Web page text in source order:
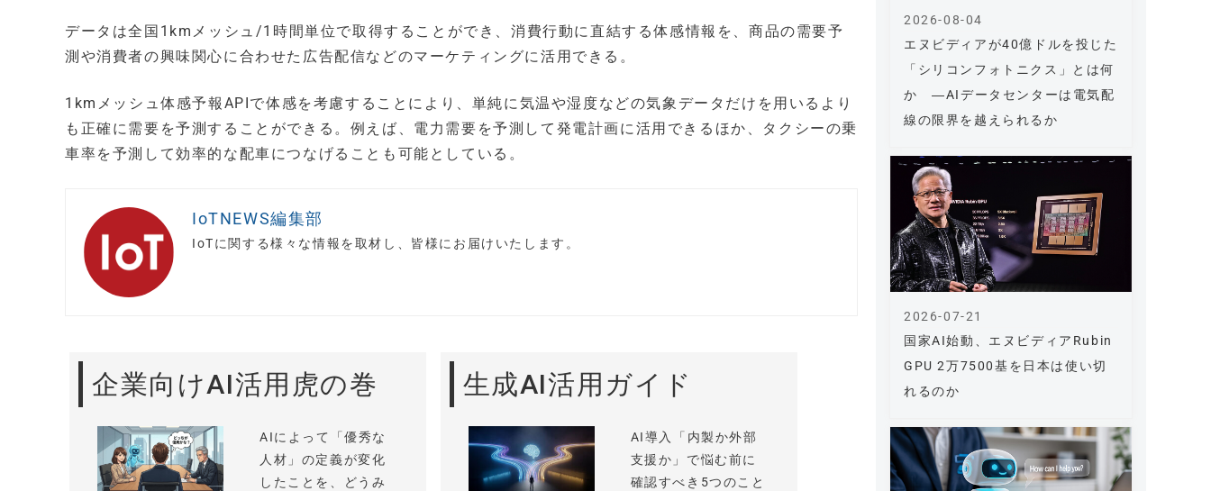
データは全国1kmメッシュ/1時間単位で取得することができ、消費行動に直結する体感情報を、商品の需要予
測や消費者の興味関心に合わせた広告配信などのマーケティングに活用できる。
1kmメッシュ体感予報APIで体感を考慮することにより、単純に気温や湿度などの気象データだけを用いるより
も正確に需要を予測することができる。例えば、電力需要を予測して発電計画に活用できるほか、タクシーの乗
車率を予測して効率的な配車につなげることも可能としている。
IoTNEWS編集部
IoTに関する様々な情報を取材し、皆様にお届けいたします。
企業向けAI活用虎の巻
AIによって「優秀な
人材」の定義が変化
したことを、どうみ
生成AI活用ガイド
AI導入「内製か外部
支援か」で悩む前に
確認すべき5つのこと
エヌビディアが40億ドルを投じた
「シリコンフォトニクス」とは何
か ―AIデータセンターは電気配
線の限界を越えられるか
2026-08-04
国家AI始動、エヌビディアRubin
GPU 2万7500基を日本は使い切
れるのか
2026-07-21